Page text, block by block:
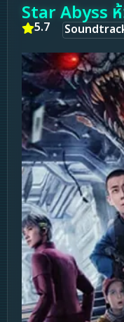
Star Abyss
5.7